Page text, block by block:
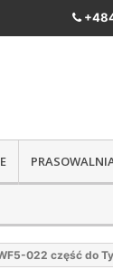
022 część do